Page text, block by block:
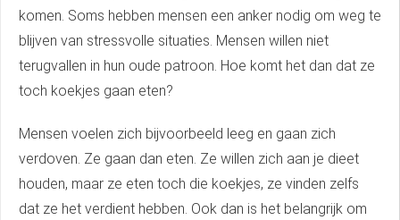
komen. Soms hebben mensen een anker nodig om weg te
blijven van stressvolle situaties. Mensen willen niet
terugvallen in hun oude patroon. Hoe komt het dan dat ze
toch koekjes gaan eten?
Mensen voelen zich bijvoorbeeld leeg en gaan zich
verdoven. Ze gaan dan eten. Ze willen zich aan je dieet
houden, maar ze eten toch die koekjes, ze vinden zelfs
dat ze het verdient hebben. Ook dan is het belangrijk om